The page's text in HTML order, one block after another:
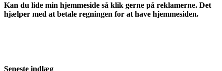
Kan du lide min hjemmeside så klik gerne på reklamerne. Det
hjælper med at betale regningen for at have hjemmesiden.
Seneste indlæg